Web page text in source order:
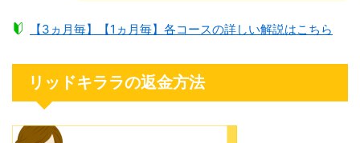
【3ヵ月毎】【1ヵ月毎】各コースの詳しい解説はこちら
リッドキララの返金方法